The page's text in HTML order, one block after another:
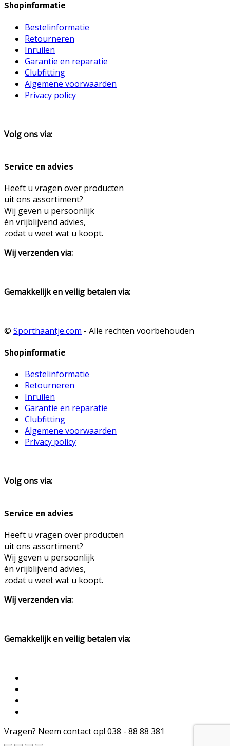
Shopinformatie
Bestelinformatie
Retourneren
Inruilen
Garantie en reparatie
Clubfitting
Algemene voorwaarden
Privacy policy
Volg ons via:
Service en advies
Heeft u vragen over producten
uit ons assortiment?
Wij geven u persoonlijk
én vrijblijvend advies,
zodat u weet wat u koopt.
Wij verzenden via:
Gemakkelijk en veilig betalen via:
© Sporthaantje.com - Alle rechten voorbehouden
Shopinformatie
Bestelinformatie
Retourneren
Inruilen
Garantie en reparatie
Clubfitting
Algemene voorwaarden
Privacy policy
Volg ons via:
Service en advies
Heeft u vragen over producten
uit ons assortiment?
Wij geven u persoonlijk
én vrijblijvend advies,
zodat u weet wat u koopt.
Wij verzenden via:
Gemakkelijk en veilig betalen via:
Vragen? Neem contact op! 038 - 88 88 381